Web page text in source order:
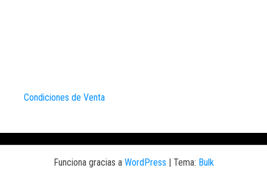
Condiciones de Venta
Funciona gracias a WordPress | Tema: Bulk